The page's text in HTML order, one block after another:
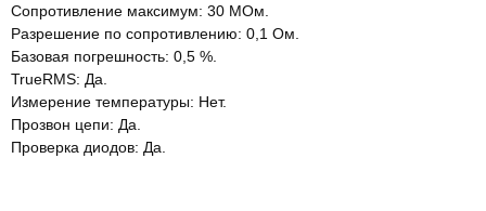
Сопротивление максимум: 30 МОм.
Разрешение по сопротивлению: 0,1 Ом.
Базовая погрешность: 0,5 %.
TrueRMS: Да.
Измерение температуры: Нет.
Прозвон цепи: Да.
Проверка диодов: Да.